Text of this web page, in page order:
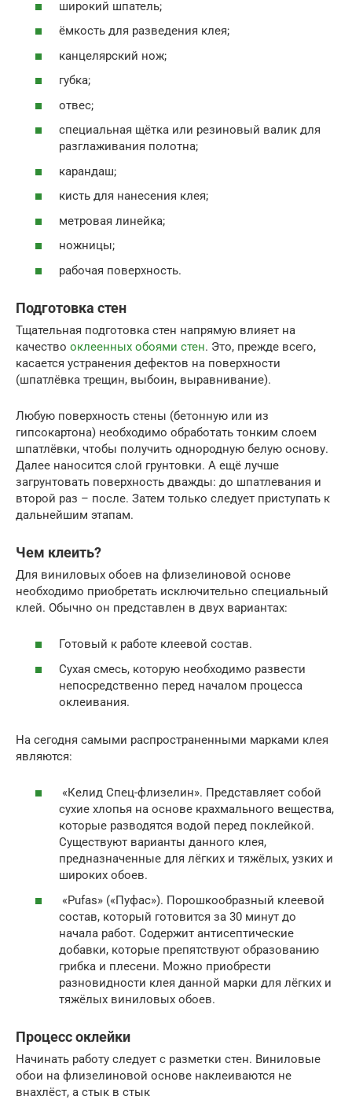
широкий шпатель;
ёмкость для разведения клея;
канцелярский нож;
губка;
отвес;
специальная щётка или резиновый валик для
разглаживания полотна;
карандаш;
кисть для нанесения клея;
метровая линейка;
ножницы;
рабочая поверхность.
Подготовка стен
Тщательная подготовка стен напрямую влияет на
качество оклеенных обоями стен. Это, прежде всего,
касается устранения дефектов на поверхности
(шпатлёвка трещин, выбоин, выравнивание).
Любую поверхность стены (бетонную или из
гипсокартона) необходимо обработать тонким слоем
шпатлёвки, чтобы получить однородную белую основу.
Далее наносится слой грунтовки. А ещё лучше
загрунтовать поверхность дважды: до шпатлевания и
второй раз – после. Затем только следует приступать к
дальнейшим этапам.
Чем клеить?
Для виниловых обоев на флизелиновой основе
необходимо приобретать исключительно специальный
клей. Обычно он представлен в двух вариантах:
Готовый к работе клеевой состав.
Сухая смесь, которую необходимо развести
непосредственно перед началом процесса
оклеивания.
На сегодня самыми распространенными марками клея
являются:
«Келид Спец-флизелин». Представляет собой
сухие хлопья на основе крахмального вещества,
которые разводятся водой перед поклейкой.
Существуют варианты данного клея,
предназначенные для лёгких и тяжёлых, узких и
широких обоев.
«Pufas» («Пуфас»). Порошкообразный клеевой
состав, который готовится за 30 минут до
начала работ. Содержит антисептические
добавки, которые препятствуют образованию
грибка и плесени. Можно приобрести
разновидности клея данной марки для лёгких и
тяжёлых виниловых обоев.
Процесс оклейки
Начинать работу следует с разметки стен. Виниловые
обои на флизелиновой основе наклеиваются не
внахлёст, а стык в стык